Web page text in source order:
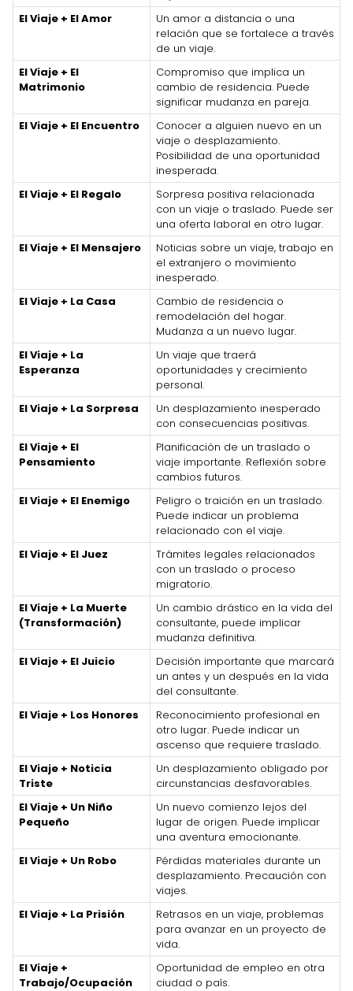
El Viaje + El Amor
Un amor a distancia o una
relación que se fortalece a través
de un viaje.
El Viaje + El
Matrimonio
Compromiso que implica un
cambio de residencia. Puede
significar mudanza en pareja.
El Viaje + El Encuentro
Conocer a alguien nuevo en un
viaje o desplazamiento.
Posibilidad de una oportunidad
inesperada.
El Viaje + El Regalo
Sorpresa positiva relacionada
con un viaje o traslado. Puede ser
una oferta laboral en otro lugar.
El Viaje + El Mensajero
Noticias sobre un viaje, trabajo en
el extranjero o movimiento
inesperado.
El Viaje + La Casa
Cambio de residencia o
remodelación del hogar.
Mudanza a un nuevo lugar.
El Viaje + La
Esperanza
Un viaje que traerá
oportunidades y crecimiento
personal.
El Viaje + La Sorpresa
Un desplazamiento inesperado
con consecuencias positivas.
El Viaje + El
Pensamiento
Planificación de un traslado o
viaje importante. Reflexión sobre
cambios futuros.
El Viaje + El Enemigo
Peligro o traición en un traslado.
Puede indicar un problema
relacionado con el viaje.
El Viaje + El Juez
Trámites legales relacionados
con un traslado o proceso
migratorio.
El Viaje + La Muerte
(Transformación)
Un cambio drástico en la vida del
consultante, puede implicar
mudanza definitiva.
El Viaje + El Juicio
Decisión importante que marcará
un antes y un después en la vida
del consultante.
El Viaje + Los Honores
Reconocimiento profesional en
otro lugar. Puede indicar un
ascenso que requiere traslado.
El Viaje + Noticia
Triste
Un desplazamiento obligado por
circunstancias desfavorables.
El Viaje + Un Niño
Pequeño
Un nuevo comienzo lejos del
lugar de origen. Puede implicar
una aventura emocionante.
El Viaje + Un Robo
Pérdidas materiales durante un
desplazamiento. Precaución con
viajes.
El Viaje + La Prisión
Retrasos en un viaje, problemas
para avanzar en un proyecto de
vida.
El Viaje +
Trabajo/Ocupación
Oportunidad de empleo en otra
ciudad o país.